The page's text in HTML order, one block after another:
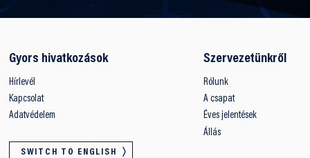
Gyors hivatkozások
Hírlevél
Kapcsolat
Adatvédelem
SWITCH TO ENGLISH
Szervezetünkről
Rólunk
A csapat
Éves jelentések
Állás